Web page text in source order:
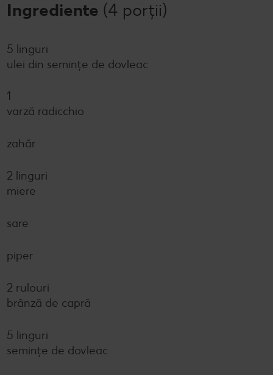
Ingrediente (4 porții)
5 linguri
ulei din semințe de dovleac
1
varză radicchio
zahăr
2 linguri
miere
sare
piper
2 rulouri
brânză de capră
5 linguri
semințe de dovleac